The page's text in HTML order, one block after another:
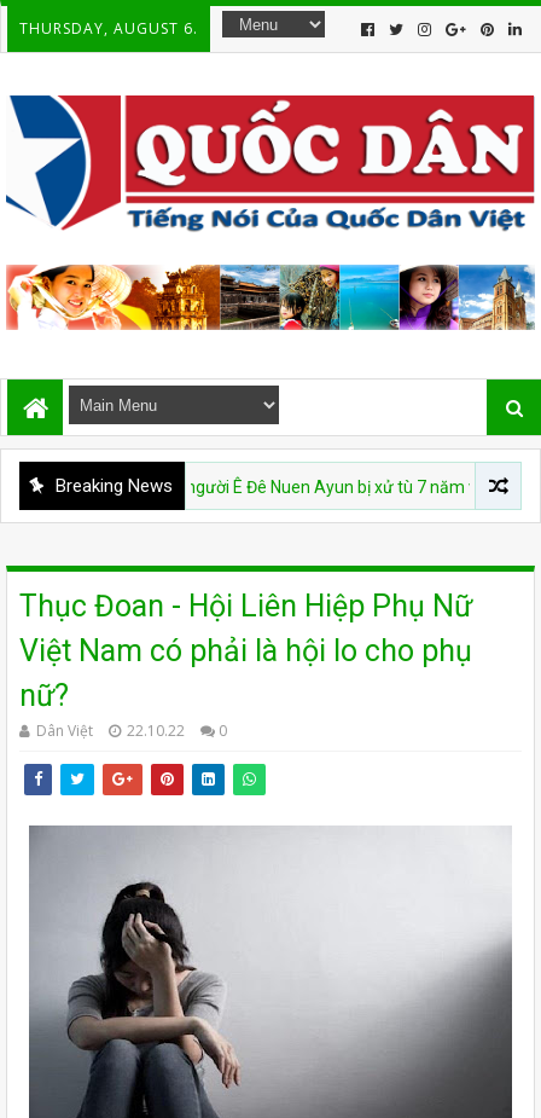
THURSDAY, AUGUST 6.
Breaking News
Mục sư người Ê Đê Nuen Ayun bị xử tù 7 năm với cáo buộc 'phá
Thục Đoan - Hội Liên Hiệp Phụ Nữ
Việt Nam có phải là hội lo cho phụ
nữ?
Dân Việt 22.10.22 0